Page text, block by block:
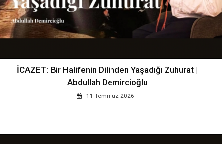
İCAZET: Bir Halifenin Dilinden Yaşadığı Zuhurat |
Abdullah Demircioğlu
11 Temmuz 2026